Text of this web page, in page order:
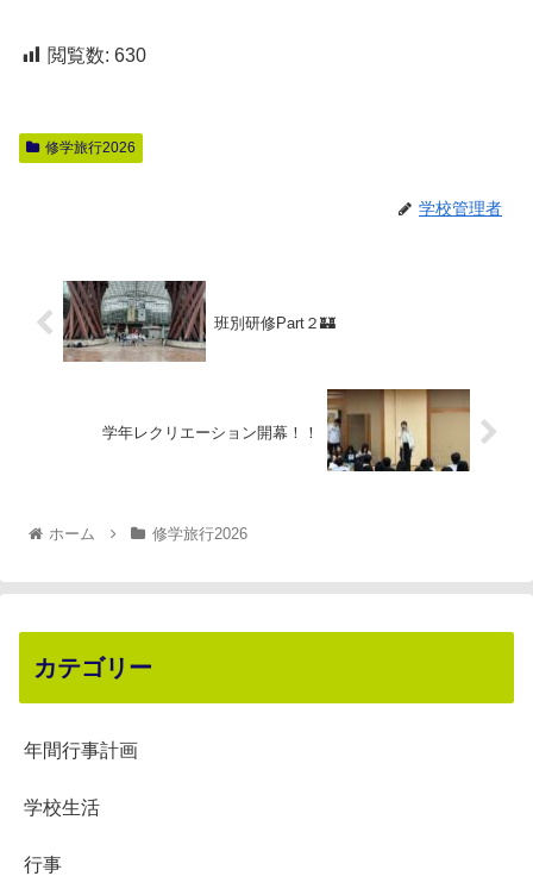
閲覧数: 630
修学旅行2026
学校管理者
班別研修Part２🏰
学年レクリエーション開幕！！
ホーム 修学旅行2026
カテゴリー
年間行事計画
学校生活
行事